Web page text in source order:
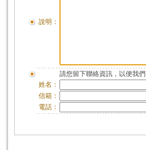
說明：
請您留下聯絡資訊，以便我
姓名：
信箱：
電話：